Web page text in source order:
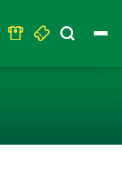
Search
for: